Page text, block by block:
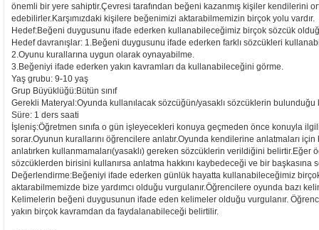
önemli bir yere sahiptir.Çevresi tarafından beğeni kazanmış kişiler kendilerini
edebilirler.Karşımızdaki kişilere beğenimizi aktarabilmemizin birçok yolu vardır.
Hedef:Beğeni duygusunu ifade ederken kullanabileceğimiz birçok sözcük
Hedef davranışlar: 1.Beğeni duygusunu ifade ederken farklı sözcükleri
2.Oyunu kurallarına uygun olarak oynayabilme.
3.Beğeniyi ifade ederken yakın kavramları da kullanabileceğini görme.
Yaş grubu: 9-10 yaş
Grup Büyüklüğü:Bütün sınıf
Gerekli Materyal:Oyunda kullanılacak sözcüğün/yasaklı sözcüklerin bulunduğu
Süre: 1 ders saati
İşleniş:Öğretmen sınıfa o gün işleyecekleri konuya geçmeden önce konuyla
sorar.Oyunun kurallarını öğrencilere anlatır.Oyunda kendilerine anlatmaları
anlatırken kullanmamaları(yasaklı) gereken sözcüklerin verildiğini belirtir.Eğer
sözcüklerden birisini kullanırsa anlatma hakkını kaybedeceği ve bir başkasına
Değerlendirme:Beğeniyi ifade ederken günlük hayatta kullanabileceğimiz
aktarabilmemizde bize yardımcı olduğu vurgulanır.Öğrencilere oyunda bazı
Kelimelerin beğeni duygusunun ifade eden kelimeler olduğu vurgulanır.
yakın birçok kavramdan da faydalanabileceği belirtilir.